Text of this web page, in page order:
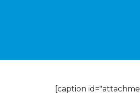
[caption